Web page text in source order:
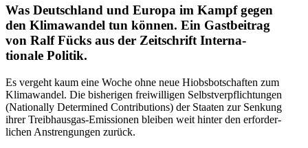
Was Deutschland und Europa im Kampf gegen
den ­Klima­wandel tun können. Ein Gastbeitrag
von Ralf Fücks aus der Zeitschrift Inter­na­
tionale Politik.
Es vergeht kaum eine Woche ohne neue ­Hiobs­bot­schaften zum
Klima­wandel. Die bishe­rigen freiwil­ligen Selbst­ver­pflich­tungen
(Natio­nally Deter­mined Contri­bu­tions) der Staaten zur Senkung
ihrer Treib­hausgas-Emissionen ­bleiben weit hinter den erfor­der­
lichen Anstren­gungen zurück.